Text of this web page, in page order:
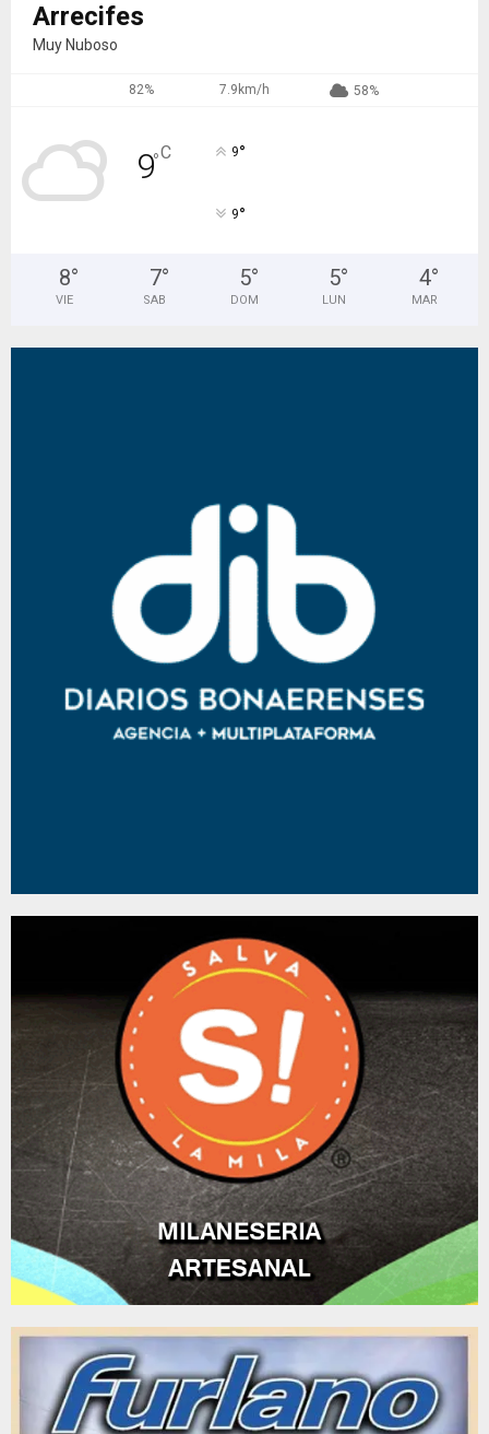
Arrecifes
Muy Nuboso
82% 7.9km/h 58%
9°C 9°
9°
8°
VIE
7°
SAB
5°
DOM
5°
LUN
4°
MAR